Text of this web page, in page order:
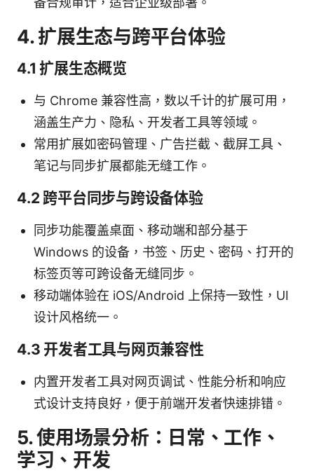
4. 扩展生态与跨平台体验
4.1 扩展生态概览
与 Chrome 兼容性高，数以千计的扩展可用，
涵盖生产力、隐私、开发者工具等领域。
常用扩展如密码管理、广告拦截、截屏工具、
笔记与同步扩展都能无缝工作。
4.2 跨平台同步与跨设备体验
同步功能覆盖桌面、移动端和部分基于
Windows 的设备，书签、历史、密码、打开的
标签页等可跨设备无缝同步。
移动端体验在 iOS/Android 上保持一致性，UI
设计风格统一。
4.3 开发者工具与网页兼容性
内置开发者工具对网页调试、性能分析和响应
式设计支持良好，便于前端开发者快速排错。
5. 使用场景分析：日常、工作、
学习、开发